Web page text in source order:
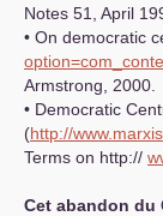
Notes 51, April
• On democratic
Armstrong, 2000.
• Democratic
(http://
Terms on http://
Cet abandon du